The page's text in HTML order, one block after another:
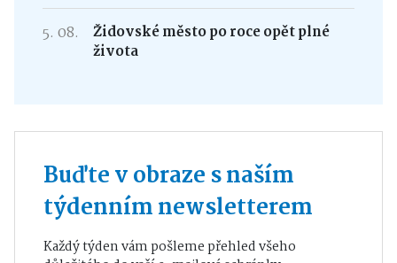
5. 08.
Židovské město po roce opět plné
života
Buďte v obraze s naším
týdenním newsletterem
Každý týden vám pošleme přehled všeho